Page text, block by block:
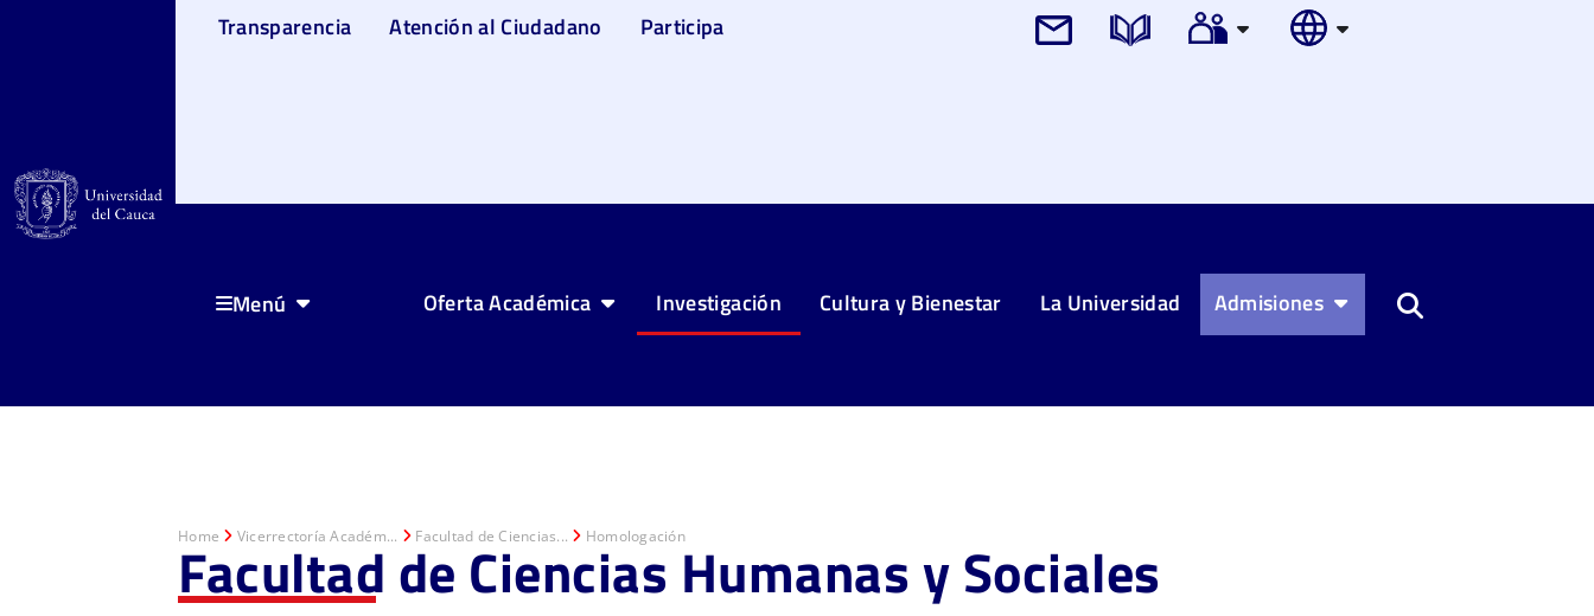
Transparencia Atención al Ciudadano Participa
Menú Oferta Académica Investigación Cultura y Bienestar La Universidad Admisiones Buscar
Home Vicerrectoría Académ... Facultad de Ciencias... Homologación
Facultad de Ciencias Humanas y Sociales